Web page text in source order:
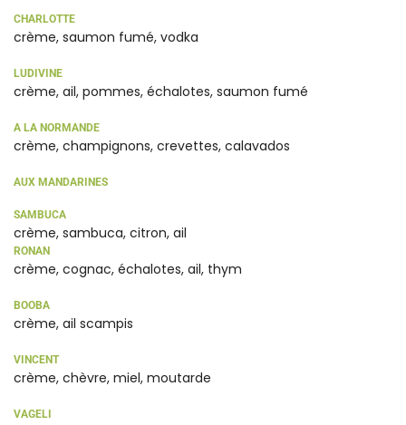
CHARLOTTE
crème, saumon fumé, vodka
LUDIVINE
crème, ail, pommes, échalotes, saumon fumé
A LA NORMANDE
crème, champignons, crevettes, calavados
AUX MANDARINES
SAMBUCA
crème, sambuca, citron, ail
RONAN
crème, cognac, échalotes, ail, thym
BOOBA
crème, ail scampis
VINCENT
crème, chèvre, miel, moutarde
VAGELI